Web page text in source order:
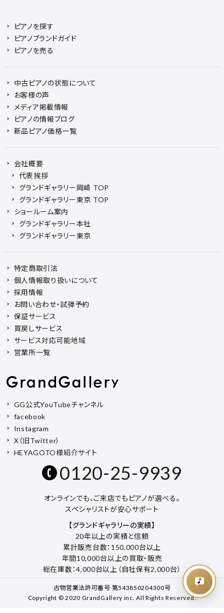
ピアノを探す
ピアノブランドガイド
ピアノを売る
中古ピアノの状態について
お客様の声
メディア掲載情報
ピアノの情報ブログ
新品ピアノ価格一覧
会社概要
代表挨拶
グランドギャラリー岡崎 TOP
グランドギャラリー東京 TOP
ショールーム案内
グランドギャラリー本社
グランドギャラリー東京
特定商取引法
個人情報取り扱いについて
採用情報
お問い合わせ・試弾予約
保証サービス
買戻しサービス
サービス対応可能地域
営業所一覧
GG公式YouTubeチャンネル
facebook
Instagram
X（旧Twitter）
HEYAGOTO様紹介サイト
0120-25-9939
オンラインでも、ご来店でもピアノが選べる。
スペシャリストが安心サポート
【グランドギャラリーの実績】
20年以上の実績と信頼
累計販売台数：150,000台以上
年間10,000台以上の買取・販売
総在庫数：4,000台以上（自社保有2,000台）
古物営業法許可番号 第543850204300号
Copyright © 2020 GrandGallery inc. All Rights Reserved.